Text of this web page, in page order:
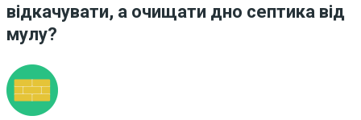
відкачувати, а очищати дно септика від
мулу?